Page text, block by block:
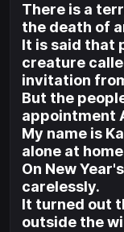
There is a
the death of
It is said that
creature
invitation
But the
appointment
My name is
alone at
On New
carelessly.
It turned out
outside the